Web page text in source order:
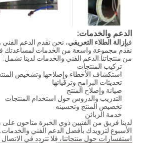
الدعم والخدمات:
فيإزالة الطلاء التعريفي، نحن نقدم الدعم الفني
نقدم مجموعة واسعة من الخدمات لمساعدتك
من منتجاتنا.الدعم الفني والخدمات لدينا تشمل:
تركيب المنتجات
استكشاف الأخطاء وإصلاحها وتشخيص
تحديثات البرامج وترقياتها
صيانة وإصلاح المنتج
التدريب والدروس حول استخدام المنتجات
تخصيص المنتج وتحسينه
خدمة الزبائن
لدينا فريق من الفنيين ذوي الخبرة متاحون
الأسبوع لتزويدك بأفضل الدعم الفني
استفسارات حول منتجاتنا، فلا تتردد في الاتصال